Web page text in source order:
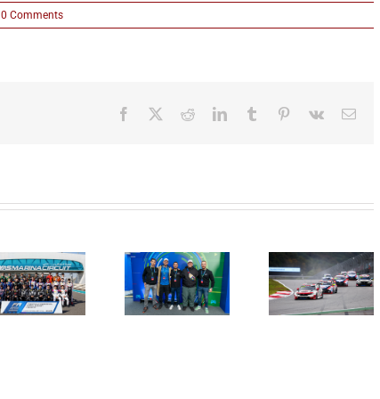
0 Comments
Facebook RedditLinkedInTumblr Pinterest
Vk Email
Imamo
novog
Heineken®
Player 0.0
Sudar
Borkovića
koštao
drugog
mesta na trci
20 godina
Strast